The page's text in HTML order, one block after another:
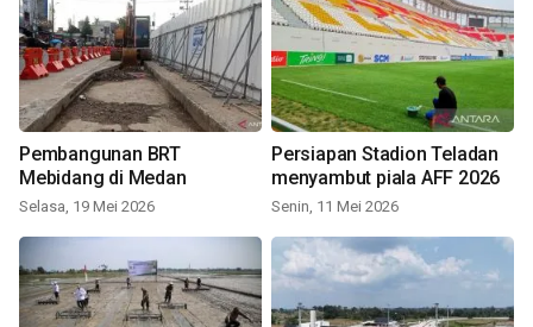
Pembangunan BRT
Mebidang di Medan
Selasa, 19 Mei 2026
Persiapan Stadion Teladan
menyambut piala AFF 2026
Senin, 11 Mei 2026